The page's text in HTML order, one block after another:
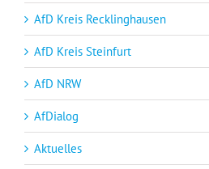
AfD Kreis Recklinghausen
AfD Kreis Steinfurt
AfD NRW
AfDialog
Aktuelles